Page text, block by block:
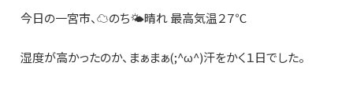
今日の一宮市、☁のち🌤晴れ 最高気温２７℃
湿度が高かったのか、まぁまぁ(;^ω^)汗をかく１日でした。